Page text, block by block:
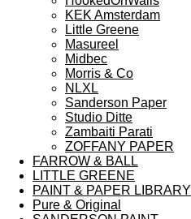
KEK Amsterdam
Little Greene
Masureel
Midbec
Morris & Co
NLXL
Sanderson Paper
Studio Ditte
Zambaiti Parati
ZOFFANY PAPER
FARROW & BALL
LITTLE GREENE
PAINT & PAPER LIBRARY
Pure & Original